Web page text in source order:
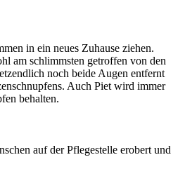
in ein neues Zuhause ziehen.
am schlimmsten getroffen von den
noch beide Augen entfernt
Auch Piet wird immer
behalten.
auf der Pflegestelle erobert und